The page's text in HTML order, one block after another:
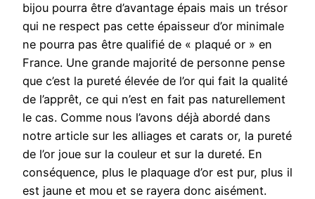
bijou pourra être d’avantage épais mais un trésor
qui ne respect pas cette épaisseur d’or minimale
ne pourra pas être qualifié de « plaqué or » en
France. Une grande majorité de personne pense
que c’est la pureté élevée de l’or qui fait la qualité
de l’apprêt, ce qui n’est en fait pas naturellement
le cas. Comme nous l’avons déjà abordé dans
notre article sur les alliages et carats or, la pureté
de l’or joue sur la couleur et sur la dureté. En
conséquence, plus le plaquage d’or est pur, plus il
est jaune et mou et se rayera donc aisément.